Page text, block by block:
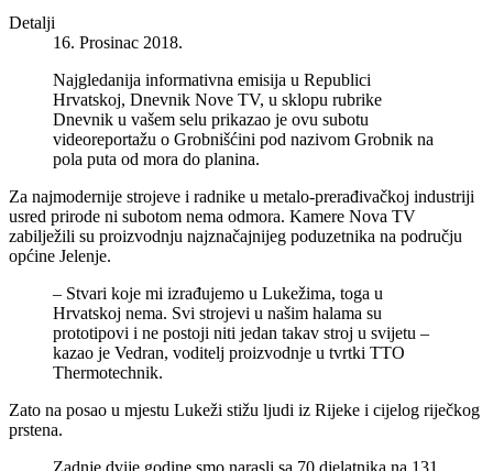
Detalji
16. Prosinac 2018.
Najgledanija informativna emisija u Republici
Hrvatskoj, Dnevnik Nove TV, u sklopu rubrike
Dnevnik u vašem selu prikazao je ovu subotu
videoreportažu o Grobnišćini pod nazivom Grobnik na
pola puta od mora do planina.
Za najmodernije strojeve i radnike u metalo-prerađivačkoj industriji
usred prirode ni subotom nema odmora. Kamere Nova TV
zabilježili su proizvodnju najznačajnijeg poduzetnika na području
općine Jelenje.
– Stvari koje mi izrađujemo u Lukežima, toga u
Hrvatskoj nema. Svi strojevi u našim halama su
prototipovi i ne postoji niti jedan takav stroj u svijetu –
kazao je Vedran, voditelj proizvodnje u tvrtki TTO
Thermotechnik.
Zato na posao u mjestu Lukeži stižu ljudi iz Rijeke i cijelog riječkog
prstena.
Zadnje dvije godine smo narasli sa 70 djelatnika na 131